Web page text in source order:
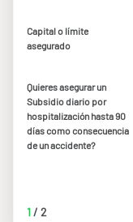
Capital o límite
asegurado
Quieres asegurar un
Subsidio diario por
hospitalización hasta 90
días como consecuencia
de un accidente?
1/ 2